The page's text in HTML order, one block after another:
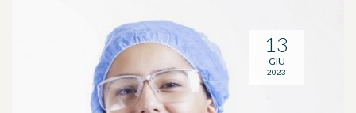
13
GIU
2023